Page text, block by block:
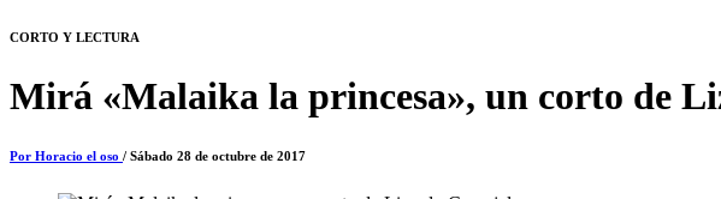
CORTO Y LECTURA
Mirá «Malaika la princesa», un corto de
Por Horacio el oso / Sábado 28 de octubre de 2017